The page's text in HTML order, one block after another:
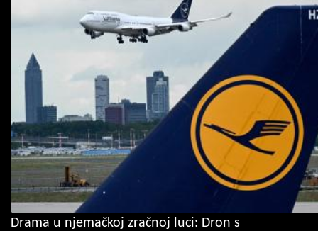
Drama u njemačkoj zračnoj luci: Dron s